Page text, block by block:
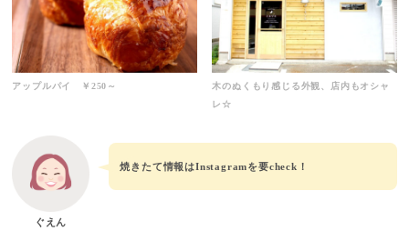
アップルパイ ￥250～
木のぬくもり感じる外観、店内もオシャ
レ☆
ぐえん
焼きたて情報はInstagramを要check！